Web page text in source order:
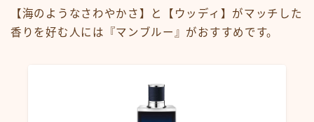
【海のようなさわやかさ】と【ウッディ】がマッチした
香りを好む人には『マンブルー』がおすすめです。